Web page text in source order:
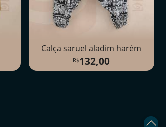
Calça saruel aladim harém
132,00